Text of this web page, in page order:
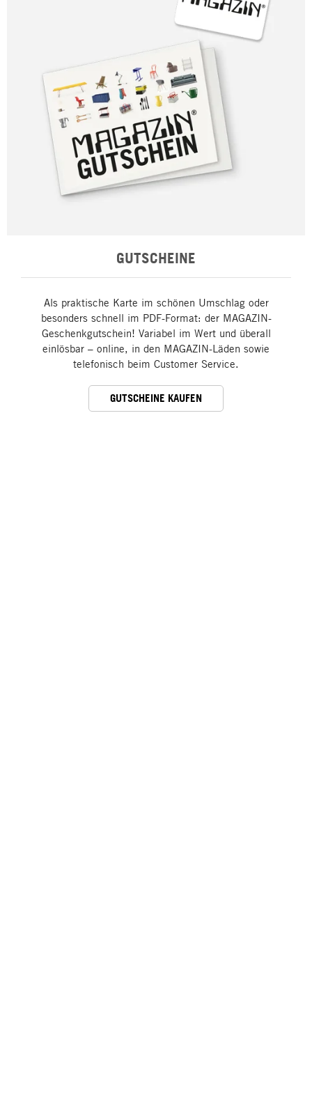
GUTSCHEINE
Als praktische Karte im schönen Umschlag oder
besonders schnell im PDF-Format: der MAGAZIN-
Geschenkgutschein! Variabel im Wert und überall
einlösbar – online, in den MAGAZIN-Läden sowie
telefonisch beim Customer Service.
GUTSCHEINE KAUFEN